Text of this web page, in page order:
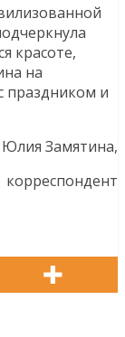
красоте,
на
праздником и
Юлия Замятина,
корреспондент